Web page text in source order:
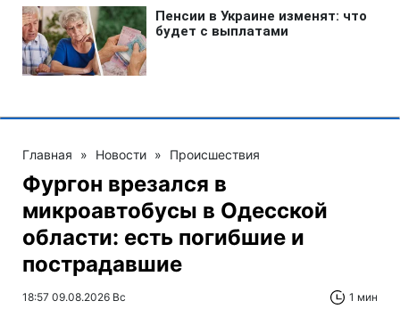
Главная » Новости » Происшествия
Фургон врезался в
микроавтобусы в Одесской
области: есть погибшие и
пострадавшие
18:57 09.08.2026 Вс 1 мин